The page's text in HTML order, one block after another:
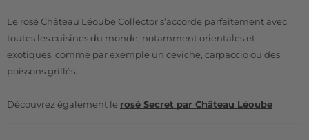
Le rosé Château Léoube Collector s’accorde parfaitement avec
toutes les cuisines du monde, notamment orientales et
exotiques, comme par exemple un ceviche, carpaccio ou des
poissons grillés.
Découvrez également le rosé Secret par Château Léoube